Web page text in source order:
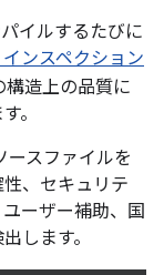
イルするたびに
インスペクション
造上の品質に
。
ースファイルを
、セキュリテ
ーザー補助、国
します。